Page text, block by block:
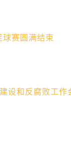
球赛圆满结束
设和反腐败工作